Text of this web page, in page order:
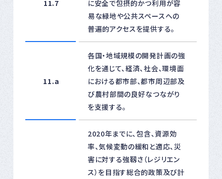
11.7
に安全で包摂的かつ利用が容
易な緑地や公共スペースへの
普遍的アクセスを提供する。
11.a
各国・地域規模の開発計画の強
化を通じて、経済、社会、環境面
における都市部、都市周辺部及
び農村部間の良好なつながり
を支援する。
2020年までに、包含、資源効
率、気候変動の緩和と適応、災
害に対する強靱さ（レジリエン
ス）を目指す総合的政策及び計